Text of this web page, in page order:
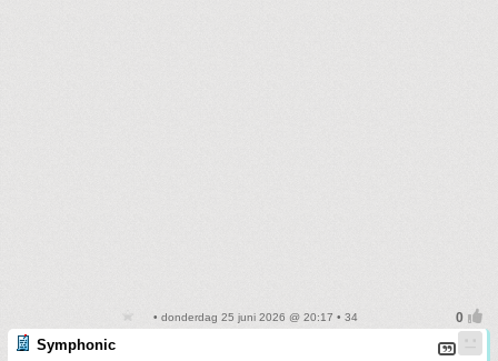
• donderdag 25 juni 2026 @ 20:17 • 34
Symphonic